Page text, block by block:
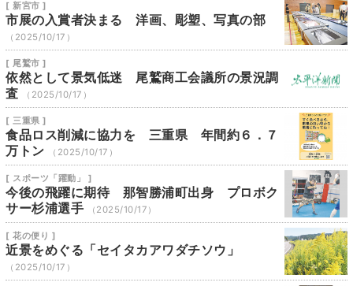
[ 新宮市 ]
市展の入賞者決まる 洋画、彫塑、写真の部
（2025/10/17）
[ 尾鷲市 ]
依然として景気低迷 尾鷲商工会議所の景況調
査
（2025/10/17）
[ 三重県 ]
食品ロス削減に協力を 三重県 年間約６．７
万トン
（2025/10/17）
[ スポーツ「躍動」 ]
今後の飛躍に期待 那智勝浦町出身 プロボク
サー杉浦選手
（2025/10/17）
[ 花の便り ]
近景をめぐる「セイタカアワダチソウ」
（2025/10/17）